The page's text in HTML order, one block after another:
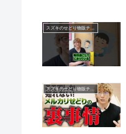
スズキのせどり物販チャンネル
スズキのせどり物販チャンネル